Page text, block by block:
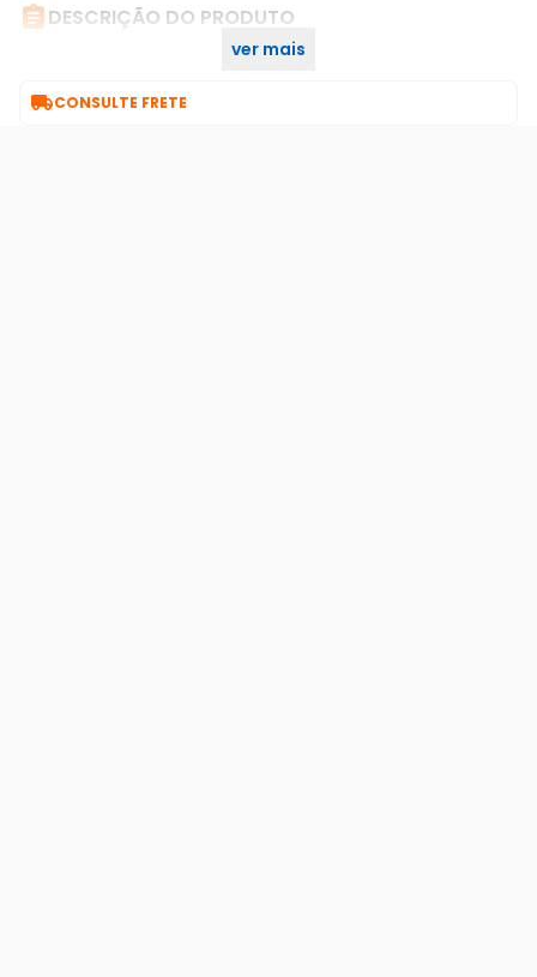
DESCRIÇÃO DO PRODUTO
ver mais
CONSULTE FRETE